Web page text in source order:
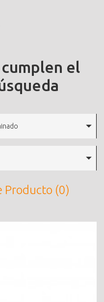
el
Producto (0)